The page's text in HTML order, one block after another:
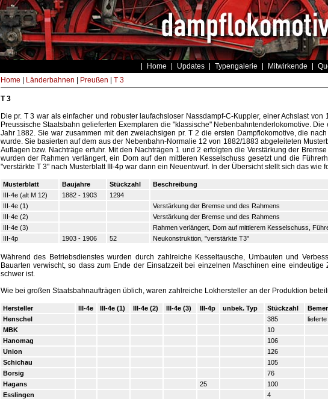
Home Updates Typengalerie Mitwirkende
Home Länderbahnen Preußen T 3
T 3
Die pr. T 3 war als einfacher und robuster laufachsloser Nassdampf-C-Kuppler, einer Achslast
Preussische Staatsbahn gelieferten Exemplaren die "klassische" Nebenbahntenderlokomotive.
Jahr 1882. Sie war zusammen mit den zweiachsigen pr. T 2 die ersten Dampflokomotive, die
wurde. Sie basierten auf dem aus der Nebenbahn-Normalie 12 von 1882/1883 abgeleiteten
Auflagen bzw. Nachträge erfuhr. Mit den Nachträgen 1 und 2 erfolgten die Verstärkung der
wurden der Rahmen verlängert, ein Dom auf den mittleren Kesselschuss gesetzt und die
"verstärkte T 3" nach Musterblatt III-4p war dann ein Neuentwurf. In der Übersicht stellt sich das wie
Musterblatt Baujahre Stückzahl
Beschreibung
III-4e (alt M 12)
1882 - 1903
1294
III-4e (1)
Verstärkung der Bremse und des Rahmens
III-4e (2)
Verstärkung der Bremse und des Rahmens
III-4e (3)
Rahmen verlängert, Dom auf mittlerem Kesselschuss,
III-4p
1903 - 1906 52 Neukonstruktion, "verstärkte T3"
Während des Betriebsdienstes wurden durch zahlreiche Kesseltausche, Umbauten und
Bauarten verwischt, so dass zum Ende der Einsatzzeit bei einzelnen Maschinen eine eindeutige
schwer ist.
Wie bei großen Staatsbahnaufträgen üblich, waren zahlreiche Lokhersteller an der Produktion
Hersteller III-4e III-4e (1) III-4e (2) III-4e (3) III-4p unbek. Typ Stückzahl
Henschel
385
MBK
10
Hanomag
106
Union
126
Schichau
105
Borsig
76
Hagans
25
100
Esslingen
4